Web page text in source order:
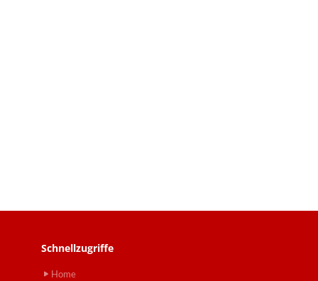
Schnellzugriffe
Home